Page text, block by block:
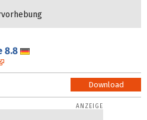
8.8
Download